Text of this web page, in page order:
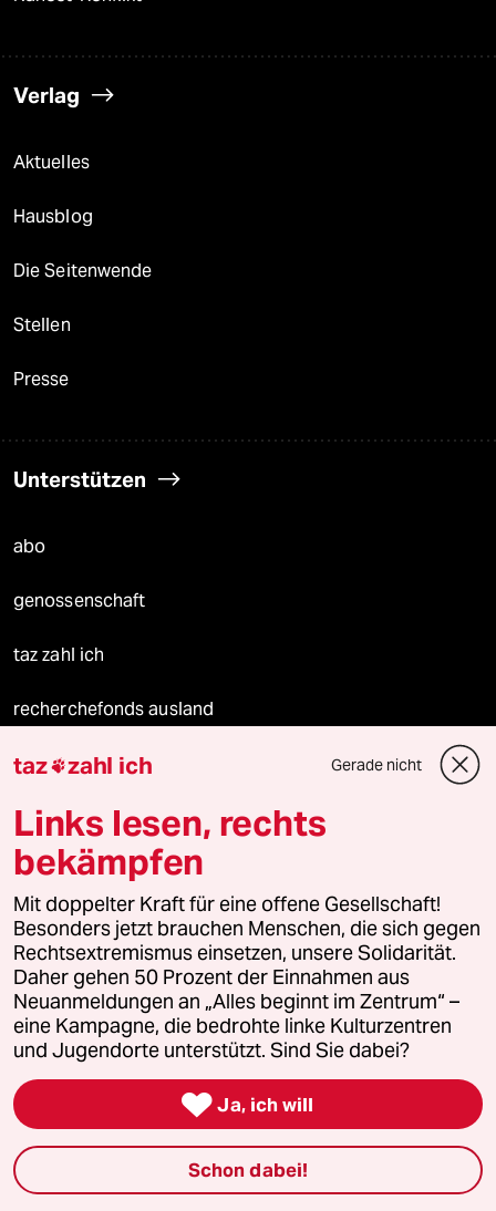
Verlag
Aktuelles
Hausblog
Die Seitenwende
Stellen
Presse
Unterstützen
abo
genossenschaft
taz zahl ich
recherchefonds ausland
panterstiftung
panterpreis 2026
Podcast
bundestalk
fernverbindung
klima update°
Mauerecho
Freie Rede
taz zahl ich Gerade nicht
Links lesen, rechts
bekämpfen
Mit doppelter Kraft für eine offene Gesellschaft!
Besonders jetzt brauchen Menschen, die sich gegen
Rechtsextremismus einsetzen, unsere Solidarität.
Daher gehen 50 Prozent der Einnahmen aus
Neuanmeldungen an „Alles beginnt im Zentrum“ –
eine Kampagne, die bedrohte linke Kulturzentren
und Jugendorte unterstützt. Sind Sie dabei?
 Ja, ich will
Schon dabei!